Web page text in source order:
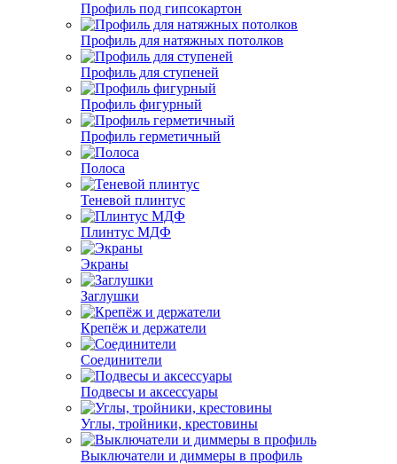
Профиль под гипсокартон
Профиль для натяжных потолков
Профиль для ступеней
Профиль фигурный
Профиль герметичный
Полоса
Теневой плинтус
Плинтус МДФ
Экраны
Заглушки
Крепёж и держатели
Соединители
Подвесы и аксессуары
Углы, тройники, крестовины
Выключатели и диммеры в профиль